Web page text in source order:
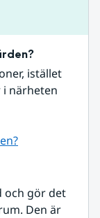
istället
närheten
och gör det
Den är